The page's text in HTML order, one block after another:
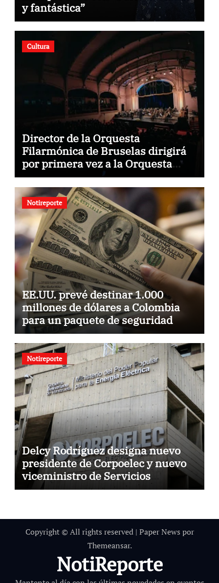
y fantástica”
Cultura
Director de la Orquesta
Filarmónica de Bruselas dirigirá
por primera vez a la Orquesta
Usach
Notireporte
EE.UU. prevé destinar 1.000
millones de dólares a Colombia
para un paquete de seguridad
Notireporte
Delcy Rodríguez designa nuevo
presidente de Corpoelec y nuevo
viceministro de Servicios
Eléctricos
Copyright © All rights reserved | Paper News por
Themeansar.
NotiReporte